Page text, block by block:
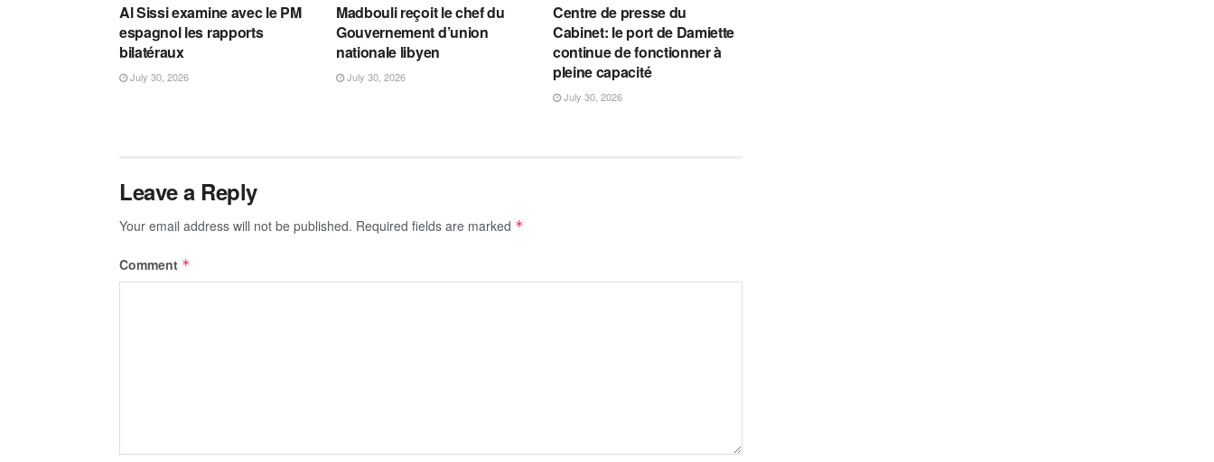
Al Sissi examine avec le PM
espagnol les rapports
bilatéraux
July 30, 2026
Madbouli reçoit le chef du
Gouvernement d’union
nationale libyen
July 30, 2026
Centre de presse du
Cabinet: le port de Damiette
continue de fonctionner à
pleine capacité
July 30, 2026
Leave a Reply
Your email address will not be published. Required fields are marked *
Comment *